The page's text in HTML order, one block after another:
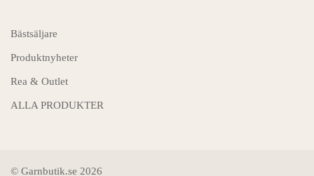
Bästsäljare
Produktnyheter
Rea & Outlet
ALLA PRODUKTER
© Garnbutik.se 2026